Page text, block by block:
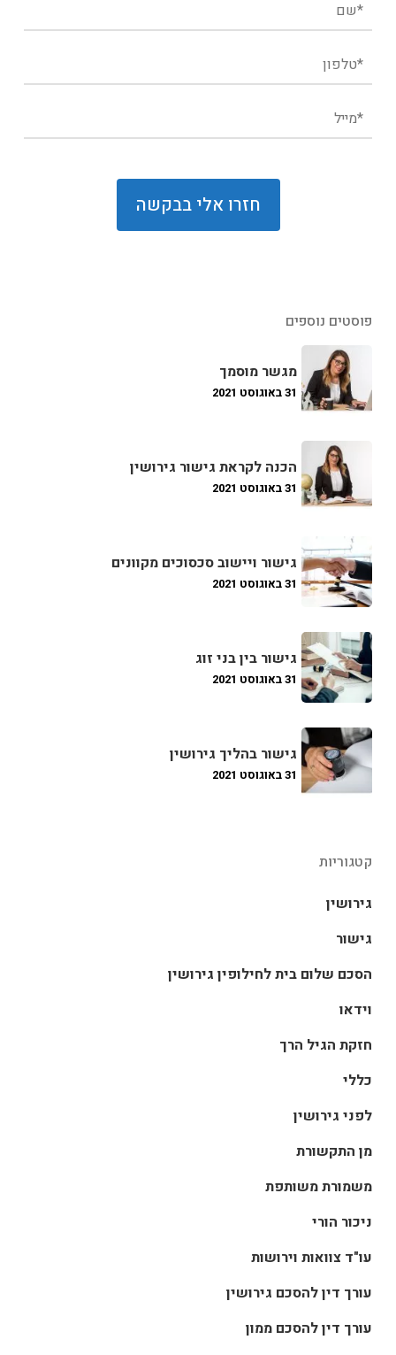
פוסטים נוספים
מגשר מוסמך
31 באוגוסט 2021
הכנה לקראת גישור גירושין
31 באוגוסט 2021
גישור ויישוב סכסוכים מקוונים
31 באוגוסט 2021
גישור בין בני זוג
31 באוגוסט 2021
גישור בהליך גירושין
31 באוגוסט 2021
קטגוריות
גירושין
גישור
הסכם שלום בית לחילופין גירושין
וידאו
חזקת הגיל הרך
כללי
לפני גירושין
מן התקשורת
משמורת משותפת
ניכור הורי
עו"ד צוואות וירושות
עורך דין להסכם גירושין
עורך דין להסכם ממון